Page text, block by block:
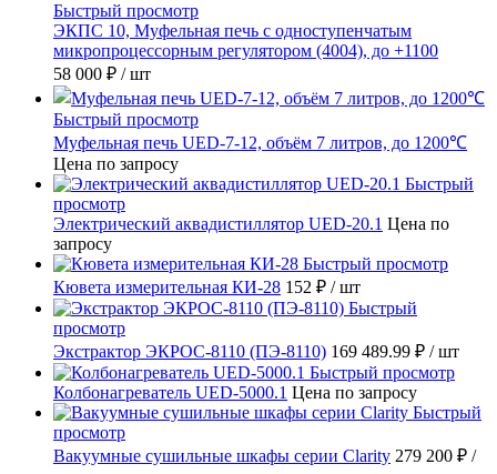
Быстрый просмотр
ЭКПС 10, Муфельная печь с одноступенчатым
микропроцессорным регулятором (4004), до +1100
58 000 ₽ / шт
Быстрый просмотр
Муфельная печь UED-7-12, объём 7 литров, до 1200℃
Цена по запросу
Быстрый
просмотр
Электрический аквадистиллятор UED-20.1 Цена по
запросу
Быстрый просмотр
Кювета измерительная КИ-28 152 ₽ / шт
Быстрый
просмотр
Экстрактор ЭКРОС-8110 (ПЭ-8110) 169 489.99 ₽ / шт
Быстрый просмотр
Колбонагреватель UED-5000.1 Цена по запросу
Быстрый
просмотр
Вакуумные сушильные шкафы серии Clarity 279 200 ₽ /